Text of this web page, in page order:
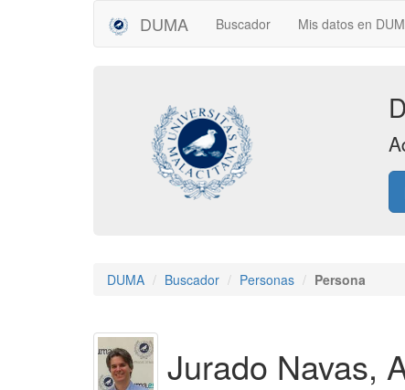
DUMA Buscador Mis datos en
DUMA Buscador Personas Persona
Jurado Navas,